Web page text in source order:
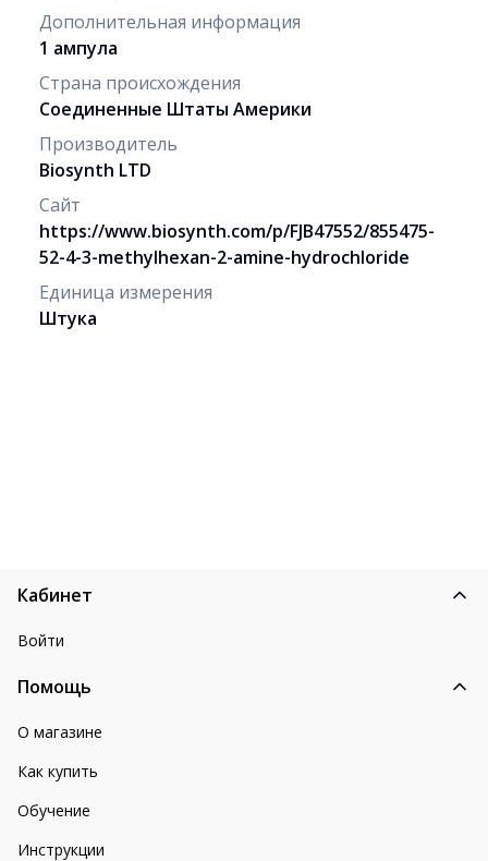
Дополнительная информация
1 ампула
Страна происхождения
Соединенные Штаты Америки
Производитель
Biosynth LTD
Сайт
https://www.biosynth.com/p/FJB47552/855475-
52-4-3-methylhexan-2-amine-hydrochloride
Единица измерения
Штука
Кабинет
Войти
Помощь
О магазине
Как купить
Обучение
Инструкции